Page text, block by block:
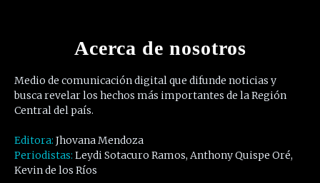
Acerca de nosotros
Medio de comunicación digital que difunde noticias y
busca revelar los hechos más importantes de la Región
Central del país.
Editora: Jhovana Mendoza
Periodistas: Leydi Sotacuro Ramos, Anthony Quispe Oré,
Kevin de los Ríos